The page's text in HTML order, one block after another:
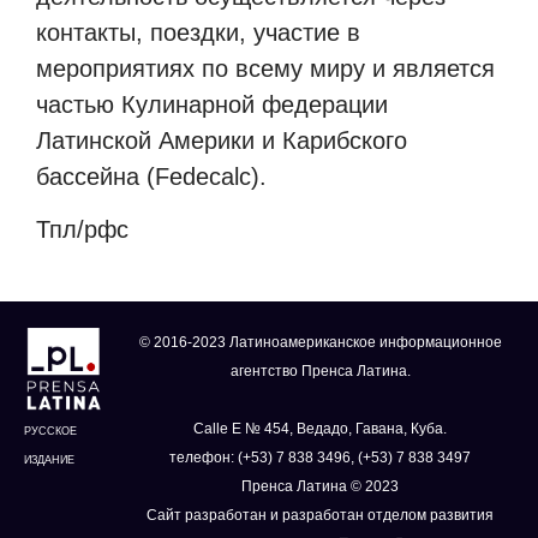
контакты, поездки, участие в
мероприятиях по всему миру и является
частью Кулинарной федерации
Латинской Америки и Карибского
бассейна (Fedecalc).
Тпл/рфс
РУССКОЕ
ИЗДАНИЕ
© 2016-2023 Латиноамериканское информационное
агентство Пренса Латина.
Calle E № 454, Ведадо, Гавана, Куба.
телефон: (+53) 7 838 3496, (+53) 7 838 3497
Пренса Латина © 2023
Сайт разработан и разработан отделом развития